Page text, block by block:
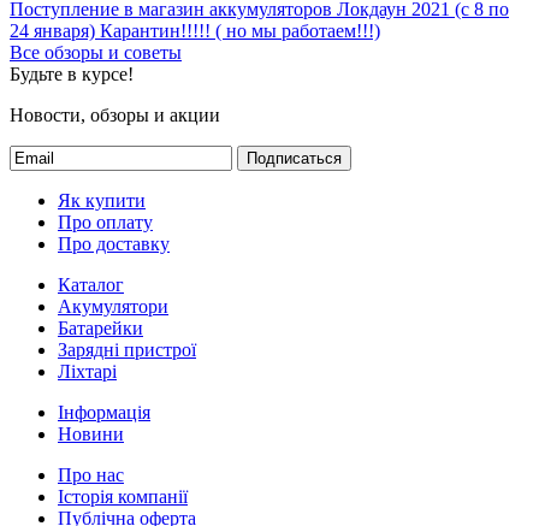
Поступление в магазин аккумуляторов Локдаун 2021 (с 8 по
24 января) Карантин!!!!! ( но мы работаем!!!)
Все обзоры и советы
Будьте в курсе!
Новости, обзоры и акции
Подписаться
Як купити
Про оплату
Про доставку
Каталог
Акумулятори
Батарейки
Зарядні пристрої
Ліхтарі
Інформація
Новини
Про нас
Історія компанії
Публічна оферта